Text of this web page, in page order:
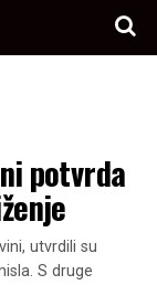
potvrda
utvrdili su
S druge